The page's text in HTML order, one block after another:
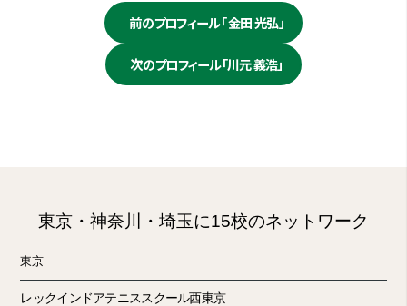
前のプロフィール「 金田 光弘」
次のプロフィール「川元 義浩」
東京・神奈川・埼玉に15校のネットワーク
東京
レックインドアテニススクール西東京